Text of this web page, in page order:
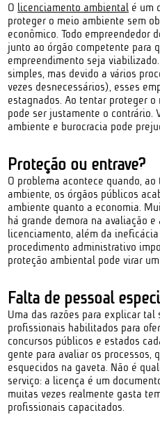
O licenciamento ambiental é um
proteger o meio ambiente sem
econômico. Todo empreendedor
junto ao órgão competente para
empreendimento seja
simples, mas devido a vários
vezes desnecessários), esses
estagnados. Ao tentar proteger
pode ser justamente o contrário.
ambiente e burocracia pode
Proteção ou entrave?
O problema acontece quando,
ambiente, os órgãos públicos
ambiente quanto a economia.
há grande demora na avaliação
licenciamento, além da
procedimento administrativo
proteção ambiental pode virar
Falta de pessoal
Uma das razões para explicar
profissionais habilitados para
concursos públicos e estados
gente para avaliar os processos,
esquecidos na gaveta. Não é
serviço: a licença é um
muitas vezes realmente gasta
profissionais capacitados.